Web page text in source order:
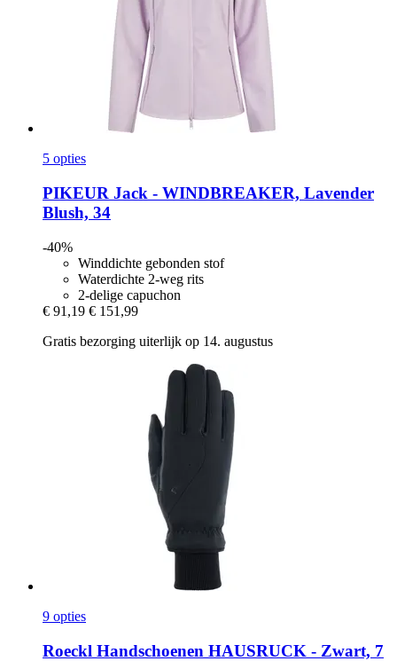
5 opties
PIKEUR Jack -​ WINDBREAKER, Lavender
Blush, 34
-40%
Winddichte gebonden stof
Waterdichte 2-weg rits
2-delige capuchon
€ 91,19 € 151,99
Gratis bezorging uiterlijk op 14. augustus
9 opties
Roeckl Handschoenen HAUSRUCK -​ Zwart, 7